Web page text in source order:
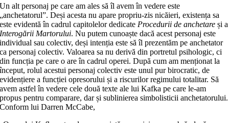
Un alt personaj pe care am ales să îl avem în vedere este
„anchetatorul”. Deși acesta nu apare propriu-zis nicăieri, existența sa
este evidentă în cadrul capitolelor dedicate Procedurii de anchetare și a
Interogării Martorului. Nu putem cunoaște dacă acest personaj este
individual sau colectiv, deși intenția este să îl prezentăm pe anchetator
ca personaj colectiv. Valoarea sa nu derivă din portretul psihologic, ci
din funcția pe care o are în cadrul operei. După cum am menționat la
început, rolul acestui personaj colectiv este unul pur birocratic, de
evidențiere a funcției opresorului și a riscurilor regimului totalitar. Să
avem astfel în vedere cele două texte ale lui Kafka pe care le-am
propus pentru comparare, dar și sublinierea simbolisticii anchetatorului.
Conform lui Darren McCabe,